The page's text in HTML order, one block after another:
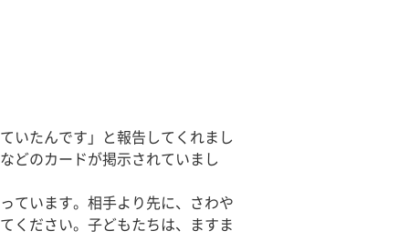
いたんです」と報告してくれまし
どのカードが掲示されていまし
ています。相手より先に、さわや
ください。子どもたちは、ますま